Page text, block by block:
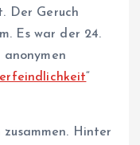
Der Geruch
Es war der 24.
“
Hinter